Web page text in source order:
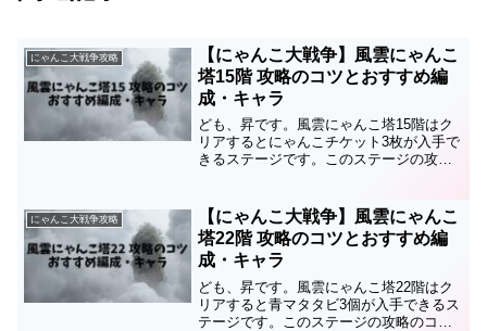
にゃんこ大戦争攻略
【にゃんこ大戦争】風雲にゃんこ
塔15階 攻略のコツとおすすめ編
成・キャラ
ども、昇です。風雲にゃんこ塔15階はク
リアするとにゃんこチケット3枚が入手で
きるステージです。このステージの攻略
にしてみてください。攻略のコツダディ
のステータスと対策ボ...
にゃんこ大戦争攻略
【にゃんこ大戦争】風雲にゃんこ
塔22階 攻略のコツとおすすめ編
成・キャラ
ども、昇です。風雲にゃんこ塔22階はク
リアすると青マタタビ3個が入手できるス
テージです。このステージの攻略のコツ